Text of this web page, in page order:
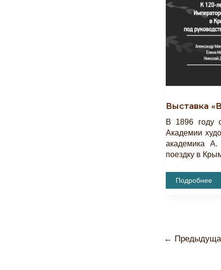
Выставка
В 1896 году
Академии
академика
поездку в
Выставка
«Весенние
Подробнее
←